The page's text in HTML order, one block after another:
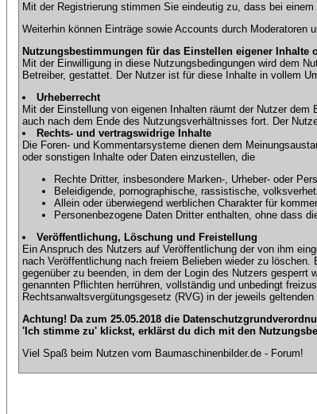
Mit der Registrierung stimmen Sie eindeutig zu, dass bei
Weiterhin können Einträge sowie Accounts durch Moderatoren
Nutzungsbestimmungen für das Einstellen eigener
Mit der Einwilligung in diese Nutzungsbedingungen wird dem
Betreiber, gestattet. Der Nutzer ist für diese Inhalte in vollem
Urheberrecht
Mit der Einstellung von eigenen Inhalten räumt der Nutzer
auch nach dem Ende des Nutzungsverhältnisses fort. Der
Rechts- und vertragswidrige Inhalte
Die Foren- und Kommentarsysteme dienen dem
oder sonstigen Inhalte oder Daten einzustellen, die
Rechte Dritter, insbesondere Marken-, Urheber- oder
Beleidigende, pornographische, rassistische,
Allein oder überwiegend werblichen Charakter für
Personenbezogene Daten Dritter enthalten, ohne dass
Veröffentlichung, Löschung und Freistellung
Ein Anspruch des Nutzers auf Veröffentlichung der von ihm
nach Veröffentlichung nach freiem Belieben wieder zu
gegenüber zu beenden, in dem der Login des Nutzers
genannten Pflichten herrühren, vollständig und unbedingt
Rechtsanwaltsvergütungsgesetz (RVG) in der jeweils
Achtung! Da zum 25.05.2018 die
'Ich stimme zu' klickst, erklärst du dich mit den
Viel Spaß beim Nutzen vom Baumaschinenbilder.de - Forum!